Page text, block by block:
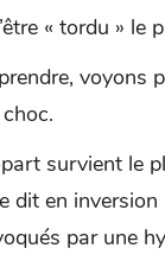
« tordu » le
voyons
survient le
dit en
par une